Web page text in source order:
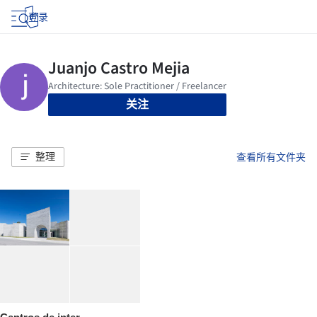
登录
关注
整理 查看所有文件夹